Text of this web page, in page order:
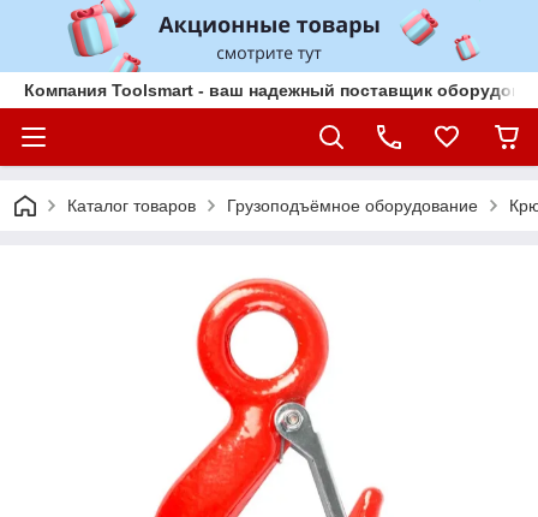
Компания Toolsmart - ваш надежный поставщик
Каталог товаров Грузоподъёмное оборудование